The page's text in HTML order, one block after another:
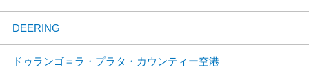
DEERING
ドゥランゴ＝ラ・プラタ・カウンティー空港